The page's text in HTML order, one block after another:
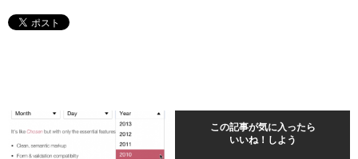
この記事が気に入ったら
いいね！しよう